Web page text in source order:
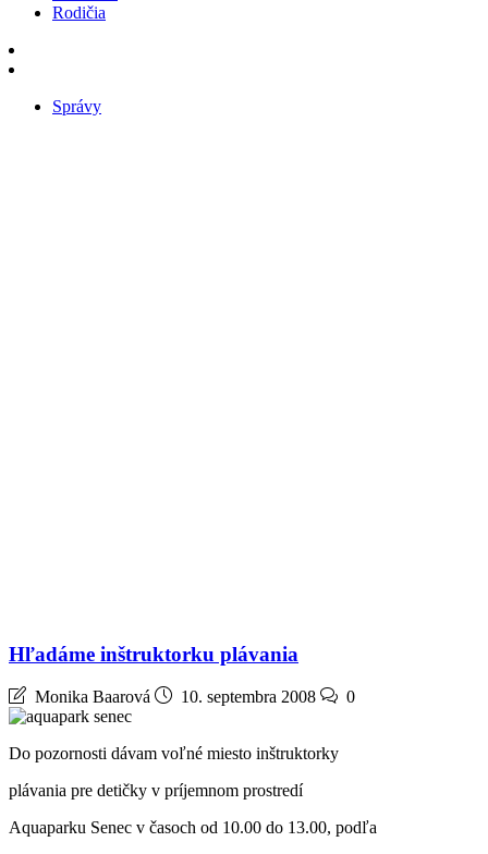
Rodičia
Správy
Hľadáme inštruktorku plávania
Monika Baarová 10. septembra 2008 0
Do pozornosti dávam voľné miesto inštruktorky
plávania pre detičky v príjemnom prostredí
Aquaparku Senec v časoch od 10.00 do 13.00, podľa